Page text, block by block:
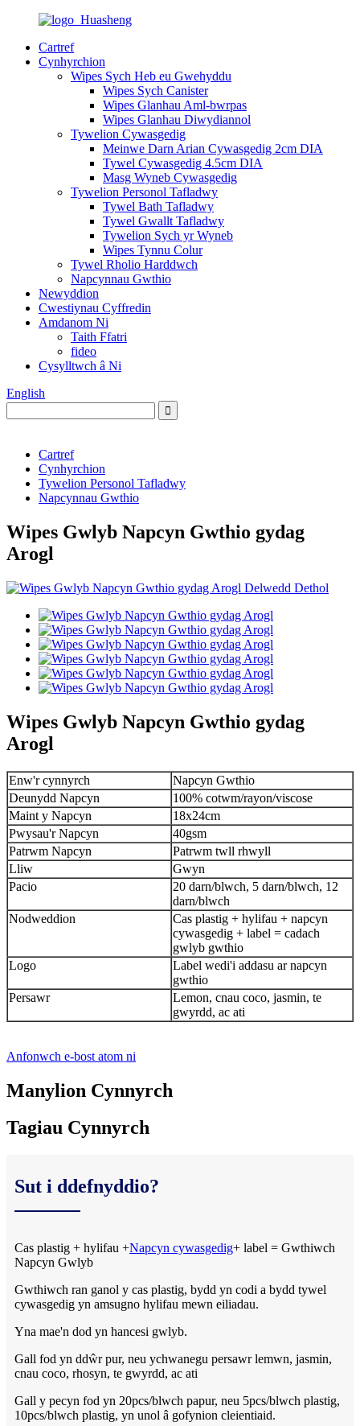
Cartref
Cynhyrchion
Wipes Sych Heb eu Gwehyddu
Wipes Sych Canister
Wipes Glanhau Aml-bwrpas
Wipes Glanhau Diwydiannol
Tywelion Cywasgedig
Meinwe Darn Arian Cywasgedig 2cm DIA
Tywel Cywasgedig 4.5cm DIA
Masg Wyneb Cywasgedig
Tywelion Personol Tafladwy
Tywel Bath Tafladwy
Tywel Gwallt Tafladwy
Tywelion Sych yr Wyneb
Wipes Tynnu Colur
Tywel Rholio Harddwch
Napcynnau Gwthio
Newyddion
Cwestiynau Cyffredin
Amdanom Ni
Taith Ffatri
fideo
Cysylltwch â Ni
English
Cartref
Cynhyrchion
Tywelion Personol Tafladwy
Napcynnau Gwthio
Wipes Gwlyb Napcyn Gwthio gydag
Arogl
Wipes Gwlyb Napcyn Gwthio gydag
Arogl
Enw'r cynnyrch
Napcyn Gwthio
Deunydd Napcyn
100% cotwm/rayon/viscose
Maint y Napcyn
18x24cm
Pwysau'r Napcyn
40gsm
Patrwm Napcyn
Patrwm twll rhwyll
Lliw
Gwyn
Pacio
20 darn/blwch, 5 darn/blwch, 12
darn/blwch
Nodweddion
Cas plastig + hylifau + napcyn
cywasgedig + label = cadach
gwlyb gwthio
Logo
Label wedi'i addasu ar napcyn
gwthio
Persawr
Lemon, cnau coco, jasmin, te
gwyrdd, ac ati
Anfonwch e-bost atom ni
Manylion Cynnyrch
Tagiau Cynnyrch
Sut i ddefnyddio?
Cas plastig + hylifau +Napcyn cywasgedig+ label = Gwthiwch
Napcyn Gwlyb
Gwthiwch ran ganol y cas plastig, bydd yn codi a bydd tywel
cywasgedig yn amsugno hylifau mewn eiliadau.
Yna mae'n dod yn hancesi gwlyb.
Gall fod yn ddŵr pur, neu ychwanegu persawr lemwn, jasmin,
cnau coco, rhosyn, te gwyrdd, ac ati
Gall y pecyn fod yn 20pcs/blwch papur, neu 5pcs/blwch plastig,
10pcs/blwch plastig, yn unol â gofynion cleientiaid.